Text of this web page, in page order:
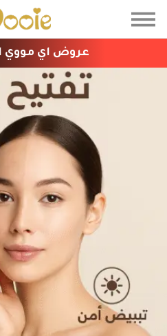
عروض اي مووي